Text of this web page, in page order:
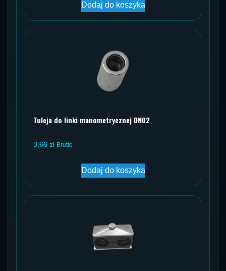
Dodaj do koszyka
Tuleja do linki manometrycznej DN02
3,66 zł Brutto
Dodaj do koszyka